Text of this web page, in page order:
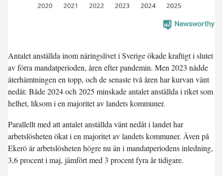
Antalet anställda inom näringslivet i Sverige ökade kraftigt i slutet
av förra mandatperioden, åren efter pandemin. Men 2023 nådde
återhämtningen en topp, och de senaste två åren har kurvan vänt
nedåt: Både 2024 och 2025 minskade antalet anställda i riket som
helhet, liksom i en majoritet av landets kommuner.
Parallellt med att antalet anställda vänt nedåt i landet har
arbetslösheten ökat i en majoritet av landets kommuner. Även på
Ekerö är arbetslösheten högre nu än i mandatperiodens inledning,
3,6 procent i maj, jämfört med 3 procent fyra år tidigare.